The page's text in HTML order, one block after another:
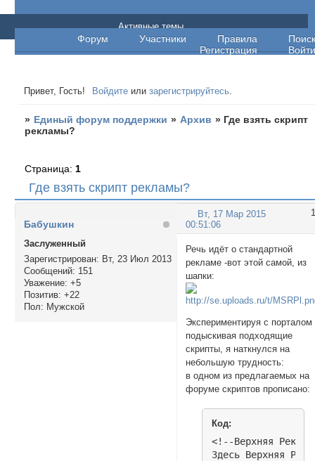
Единый форум поддержки
Форум Участники Правила
Поиск
Регистрация
Войти
Активные темы
Привет, Гость! Войдите илизарегистрируйтесь.
» Единый форум поддержки » Архив » Где взять скрипт
рекламы?
Где взять скрипт рекламы?
Страница: 1
1
Вт, 17 Мар 2015
00:51:06
Бабушкин
Заслуженный
Зарегистрирован: Вт, 23 Июл 2013
Сообщений: 151
Уважение: +5
Позитив: +22
Пол: Мужской
Речь идёт о стандартной
рекламе -вот этой самой, из
шапки:
Экспериментируя с порталом
подыскивая подходящие
скрипты, я наткнулся на
небольшую трудность:
в одном из предлагаемых на
форуме скриптов прописано:
Код:
<!--Верхняя
Здесь Верхняя